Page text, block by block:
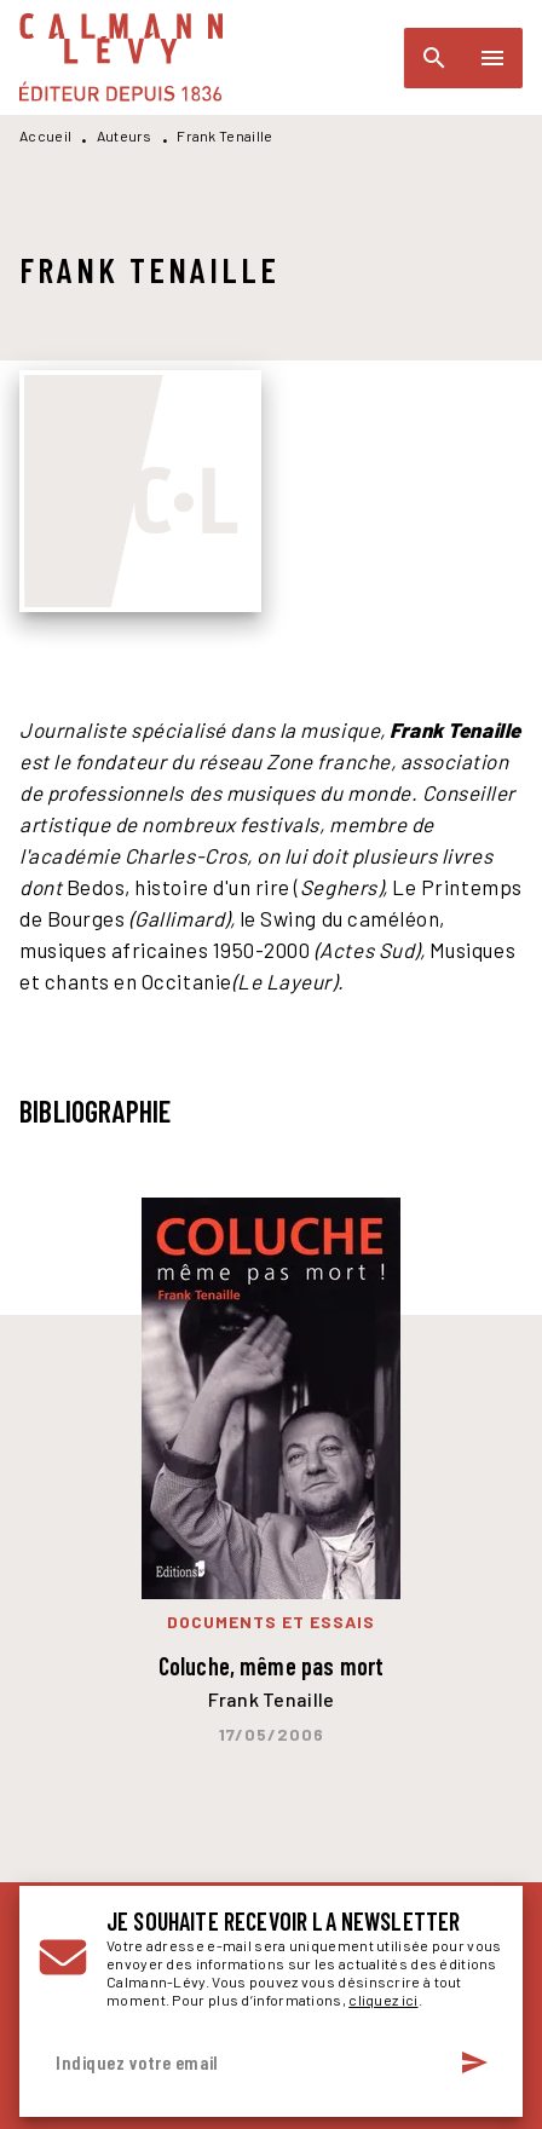
MENU RECHERCHE
PIED DE PAGE
search menu
Accueil • Auteurs • Frank Tenaille
FRANK TENAILLE
Journaliste spécialisé dans la musique, Frank Tenaille
est le fondateur du réseau Zone franche, association
de professionnels des musiques du monde. Conseiller
artistique de nombreux festivals, membre de
l'académie Charles-Cros, on lui doit plusieurs livres
dontBedos, histoire d'un rire (Seghers), Le Printemps
de Bourges (Gallimard), le Swing du caméléon,
musiques africaines 1950-2000 (Actes Sud), Musiques
et chants en Occitanie(Le Layeur).
BIBLIOGRAPHIE
DOCUMENTS ET ESSAIS
Coluche, même pas mort
Frank Tenaille
17/05/2006
JE SOUHAITE RECEVOIR LA NEWSLETTER
Votre adresse e-mail sera uniquement utilisée pour vous
envoyer des informations sur les actualités des éditions
Calmann-Lévy. Vous pouvez vous désinscrire à tout
moment. Pour plus d’informations, cliquez ici
Indiquez votre email send